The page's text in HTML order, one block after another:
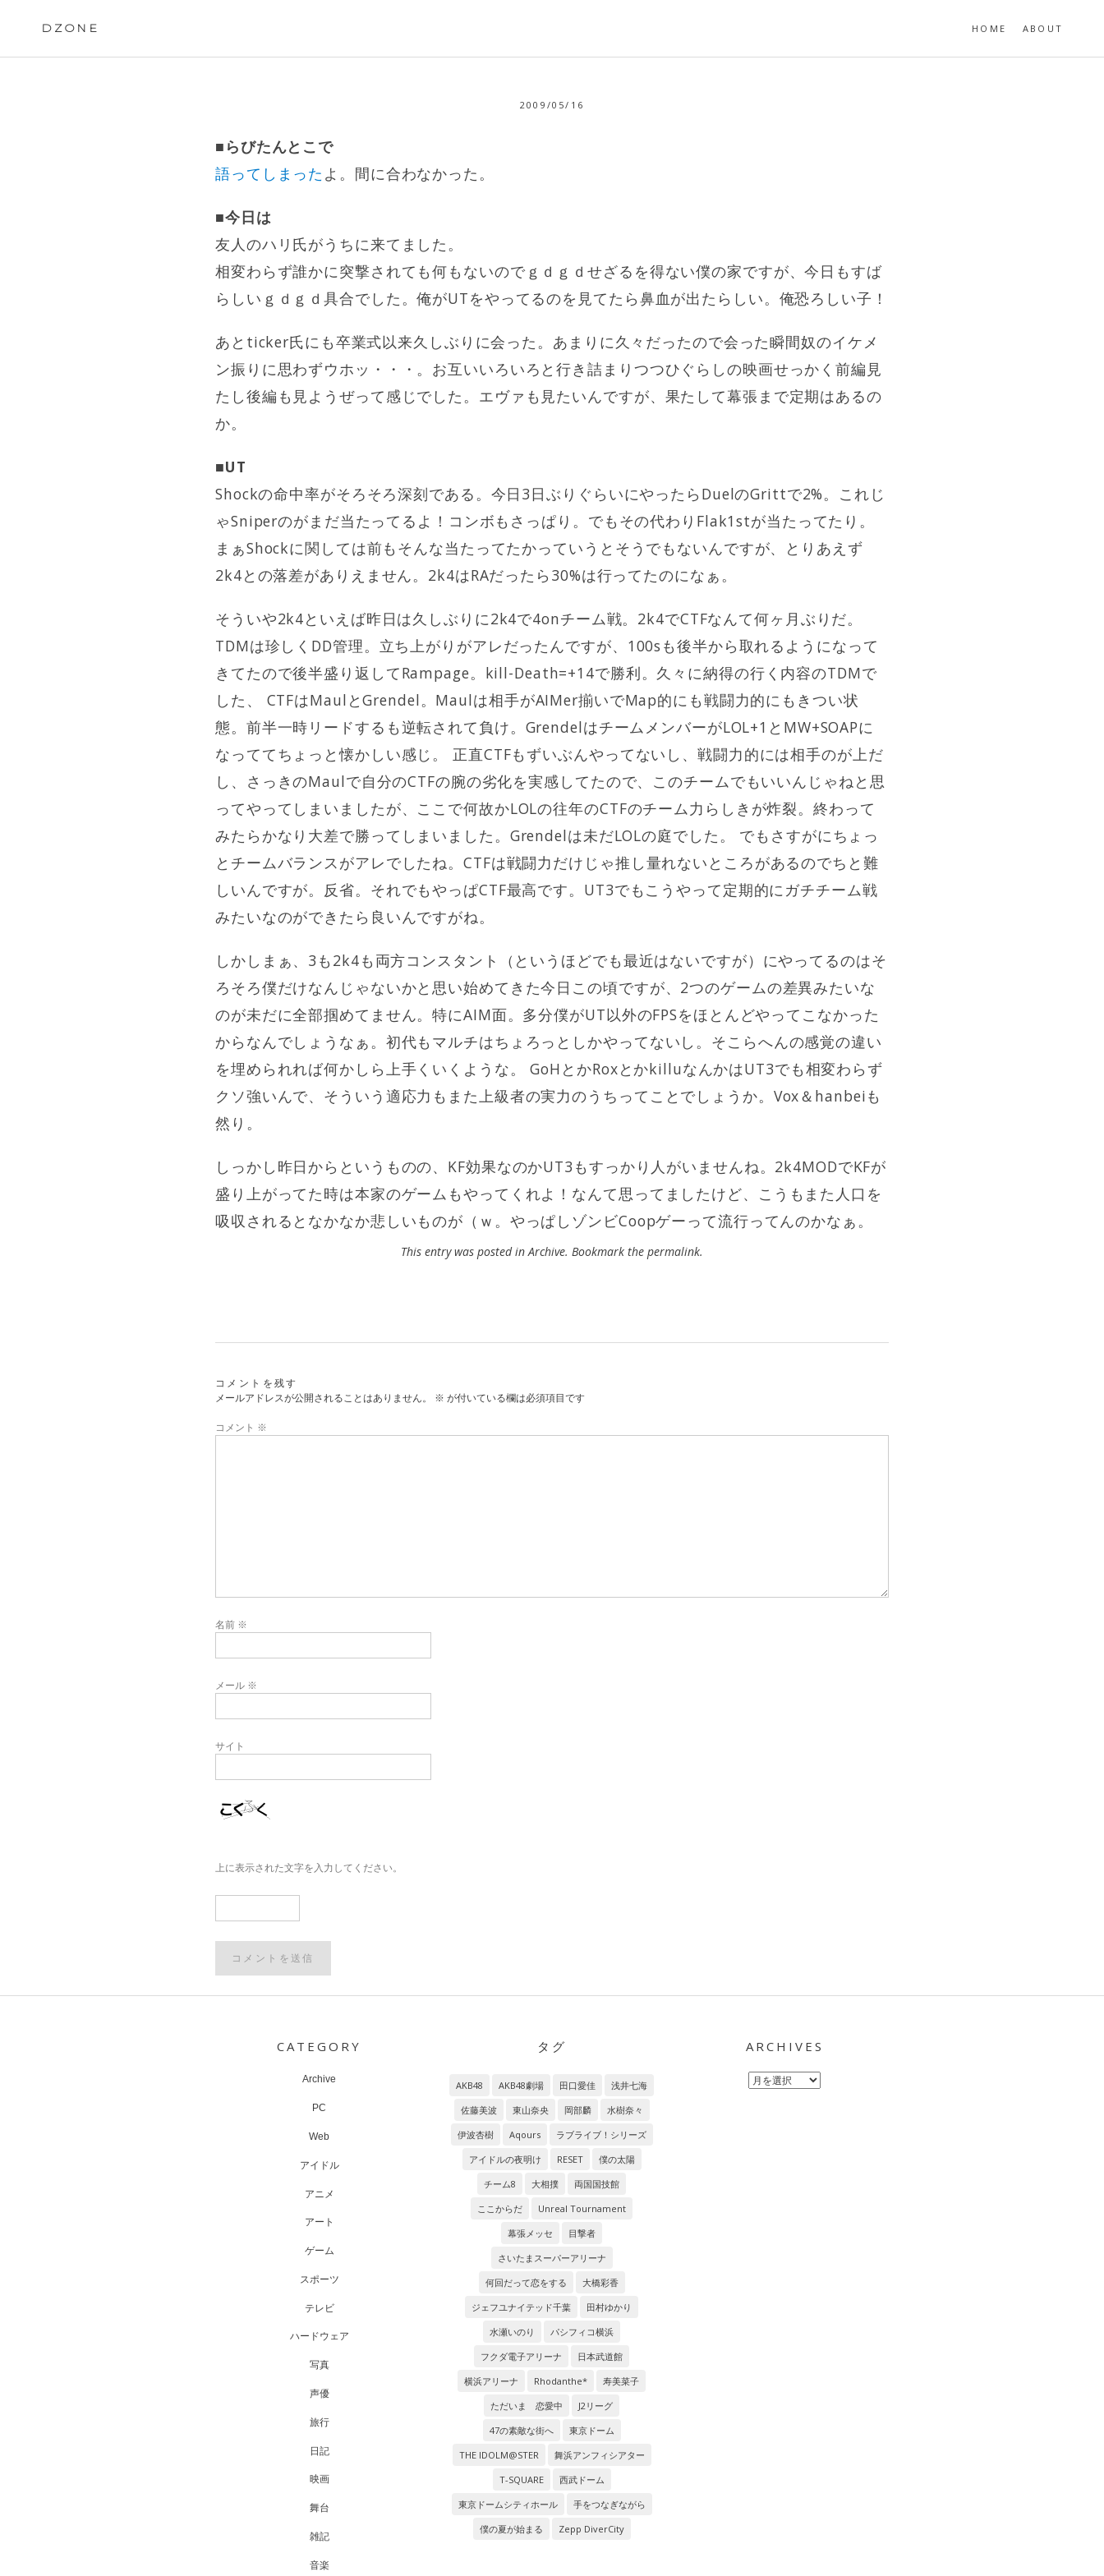
DZONE HOME ABOUT
2009/05/16
■らびたんとこで
語ってしまった よ。間に合わなかった。
■今日は
友人のハリ氏がうちに来てました。
相変わらず誰かに突撃されても何もないのでｇｄｇｄせざるを得ない僕の家ですが、今日もすば
らしいｇｄｇｄ具合でした。俺がUTをやってるのを見てたら鼻血が出たらしい。俺恐ろしい子！
あとticker氏にも卒業式以来久しぶりに会った。あまりに久々だったので会った瞬間奴のイケメ
ン振りに思わずウホッ・・・。お互いいろいろと行き詰まりつつひぐらしの映画せっかく前編見
たし後編も見ようぜって感じでした。エヴァも見たいんですが、果たして幕張まで定期はあるの
か。
■UT
Shockの命中率がそろそろ深刻である。今日3日ぶりぐらいにやったらDuelのGrittで2%。これじ
ゃSniperのがまだ当たってるよ！コンボもさっぱり。でもその代わりFlak1stが当たってたり。
まぁShockに関しては前もそんな当たってたかっていうとそうでもないんですが、とりあえず
2k4との落差がありえません。2k4はRAだったら30%は行ってたのになぁ。
そういや2k4といえば昨日は久しぶりに2k4で4onチーム戦。2k4でCTFなんて何ヶ月ぶりだ。
TDMは珍しくDD管理。立ち上がりがアレだったんですが、100sも後半から取れるようになって
きてたので後半盛り返してRampage。kill-Death=+14で勝利。久々に納得の行く内容のTDMで
した、 CTFはMaulとGrendel。Maulは相手がAIMer揃いでMap的にも戦闘力的にもきつい状
態。前半一時リードするも逆転されて負け。GrendelはチームメンバーがLOL+1とMW+SOAPに
なっててちょっと懐かしい感じ。 正直CTFもずいぶんやってないし、戦闘力的には相手のが上だ
し、さっきのMaulで自分のCTFの腕の劣化を実感してたので、このチームでもいいんじゃねと思
ってやってしまいましたが、ここで何故かLOLの往年のCTFのチーム力らしきが炸裂。終わって
みたらかなり大差で勝ってしまいました。Grendelは未だLOLの庭でした。 でもさすがにちょっ
とチームバランスがアレでしたね。CTFは戦闘力だけじゃ推し量れないところがあるのでちと難
しいんですが。反省。それでもやっぱCTF最高です。UT3でもこうやって定期的にガチチーム戦
みたいなのができたら良いんですがね。
しかしまぁ、3も2k4も両方コンスタント（というほどでも最近はないですが）にやってるのはそ
ろそろ僕だけなんじゃないかと思い始めてきた今日この頃ですが、2つのゲームの差異みたいな
のが未だに全部掴めてません。特にAIM面。多分僕がUT以外のFPSをほとんどやってこなかった
からなんでしょうなぁ。初代もマルチはちょろっとしかやってないし。そこらへんの感覚の違い
を埋められれば何かしら上手くいくような。 GoHとかRoxとかkilluなんかはUT3でも相変わらず
クソ強いんで、そういう適応力もまた上級者の実力のうちってことでしょうか。Vox＆hanbeiも
然り。
しっかし昨日からというものの、KF効果なのかUT3もすっかり人がいませんね。2k4MODでKFが
盛り上がってた時は本家のゲームもやってくれよ！なんて思ってましたけど、こうもまた人口を
吸収されるとなかなか悲しいものが（ｗ。やっぱしゾンビCoopゲーって流行ってんのかなぁ。
This entry was posted inArchive. Bookmark the permalink.
コメントを残す
メールアドレスが公開されることはありません。
※ が付いている欄は必須項目です
コメント ※
名前 ※
メール ※
サイト
上に表示された文字を入力してください。
CATEGORY
Archive
PC
Web
アイドル
アニメ
アート
ゲーム
スポーツ
テレビ
ハードウェア
写真
声優
旅行
日記
映画
舞台
雑記
音楽
タグ
AKB48 AKB48劇場 田口愛佳
浅井七海
佐藤美波
東山奈央 岡部麟
水樹奈々
伊波杏樹
Aqours
ラブライブ！シリーズ
アイドルの夜明け
RESET
僕の太陽
チーム8
大相撲
両国国技館
ここからだ
Unreal Tournament
幕張メッセ
目撃者
さいたまスーパーアリーナ
何回だって恋をする
大橋彩香
ジェフユナイテッド千葉
田村ゆかり
水瀬いのり
パシフィコ横浜
フクダ電子アリーナ
日本武道館
横浜アリーナ
Rhodanthe*
寿美菜子
ただいま 恋愛中
J2リーグ
47の素敵な街へ
東京ドーム
THE IDOLM@STER
舞浜アンフィシアター
T-SQUARE
西武ドーム
東京ドームシティホール
手をつなぎながら
僕の夏が始まる
Zepp DiverCity
ARCHIVES
Archives